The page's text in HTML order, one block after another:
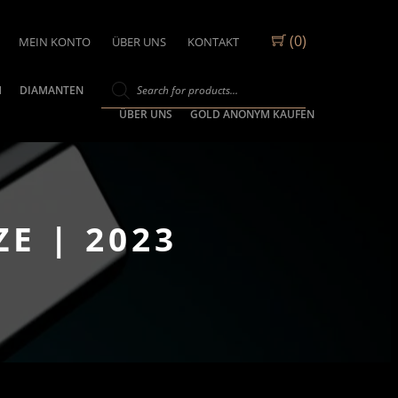
(0)
MEIN KONTO ÜBER UNS KONTAKT
DIAMANTEN
ÜBER UNS
GOLD ANONYM KAUFEN
| 2023